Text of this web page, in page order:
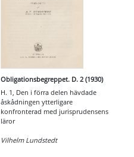
Obligationsbegreppet. D. 2 (1930)
H. 1, Den i förra delen hävdade
åskådningen ytterligare
konfronterad med jurisprudensens
läror
Vilhelm Lundstedt